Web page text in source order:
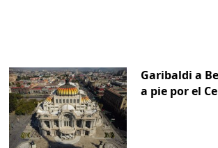
Garibaldi a
a pie por el